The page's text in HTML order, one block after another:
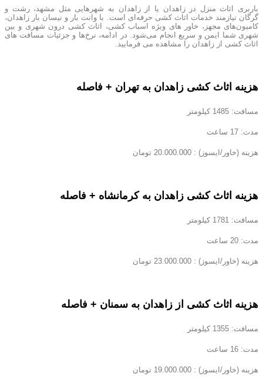
باربری اثاث منزل در زاهدان یا از زاهدان به شهرهایی مثل مشهد، رشت و
گرگان نیازمند خدمات اثاث کشی حرفه‌ای است. با وانت بار و نیسان بار زاهدان،
کامیون‌های مجهز، خاور های ویژه اسباب کشی، اثاث کشی درون شهری و بین
شهری شما ایمن و سریع انجام می‌شود. در ادامه، نرخ‌ها و جزئیات مسافت های
اثاث کشی از زاهدان را مشاهده می فرمایید.
هزینه اثاث کشی زاهدان به تهران + فاصله
مسافت: 1485 کیلومتر
مدت: 17 ساعت
هزینه (خاور/ایسوز) : 20.000.000 تومان
هزینه اثاث کشی زاهدان به کرمانشاه + فاصله
مسافت: 1781 کیلومتر
مدت: 20 ساعت
هزینه (خاور/ایسوز) : 23.000.000 تومان
هزینه اثاث کشی از زاهدان به سمنان + فاصله
مسافت: 1355 کیلومتر
مدت: 16 ساعت
هزینه (خاور/ایسوز) : 19.000.000 تومان